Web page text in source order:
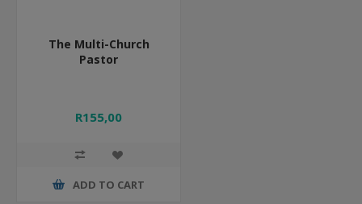
The Multi-Church
Pastor
R155,00
ADD TO CART